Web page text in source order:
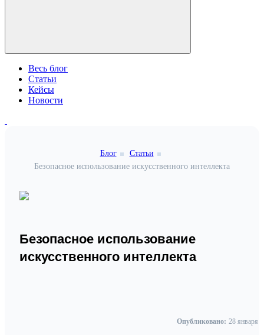
Весь блог
Статьи
Кейсы
Новости
Блог
Статьи
Безопасное использование искусственного интеллекта
Безопасное использование
искусственного интеллекта
Опубликовано: 28 января